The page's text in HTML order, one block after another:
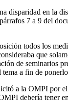
en la
7 a 9 del
todos los
que
de seminarios
a fin de
a la OMPI por
debería tener